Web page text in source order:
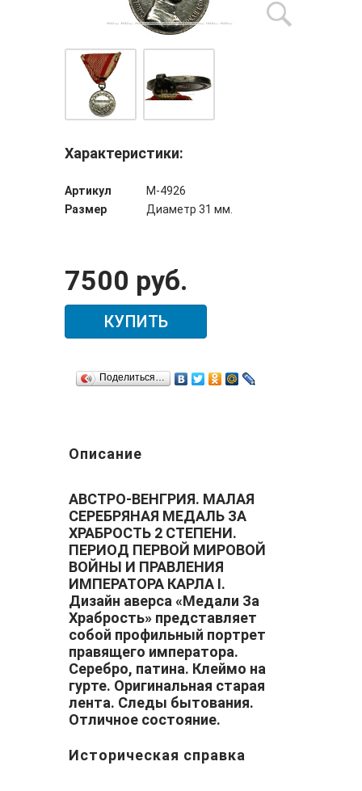
Характеристики:
Артикул
М-4926
Размер
Диаметр 31 мм.
7500 руб.
КУПИТЬ
Поделиться…
Описание
АВСТРО-ВЕНГРИЯ. МАЛАЯ
СЕРЕБРЯНАЯ МЕДАЛЬ ЗА
ХРАБРОСТЬ 2 СТЕПЕНИ.
ПЕРИОД ПЕРВОЙ МИРОВОЙ
ВОЙНЫ И ПРАВЛЕНИЯ
ИМПЕРАТОРА КАРЛА I.
Дизайн аверса «Медали За
Храбрость» представляет
собой профильный портрет
правящего императора.
Серебро, патина. Клеймо на
гурте. Оригинальная старая
лента. Следы бытования.
Отличное состояние.
Историческая справка